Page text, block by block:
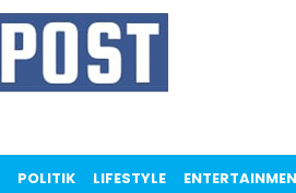
POLITIK LIFESTYLE